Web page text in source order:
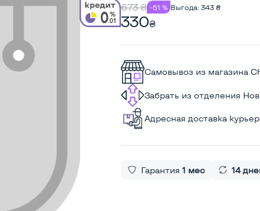
673₴ -51 % Выгода: 343₴
330₴
Самовывоз из магазина
Забрать из отделения
Адресная доставка
Гарантия 1 мес 14